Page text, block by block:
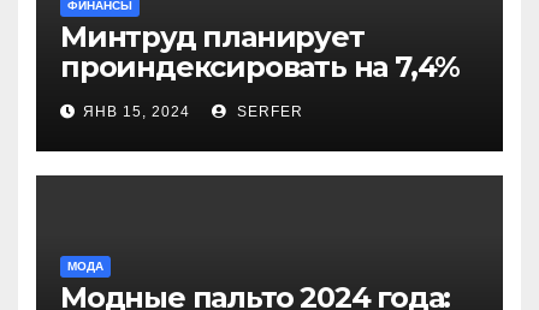
ФИНАНСЫ
Минтруд планирует
проиндексировать на 7,4%
более 40 выплат и
компенсаций
ЯНВ 15, 2024 SERFER
МОДА
Модные пальто 2024 года: